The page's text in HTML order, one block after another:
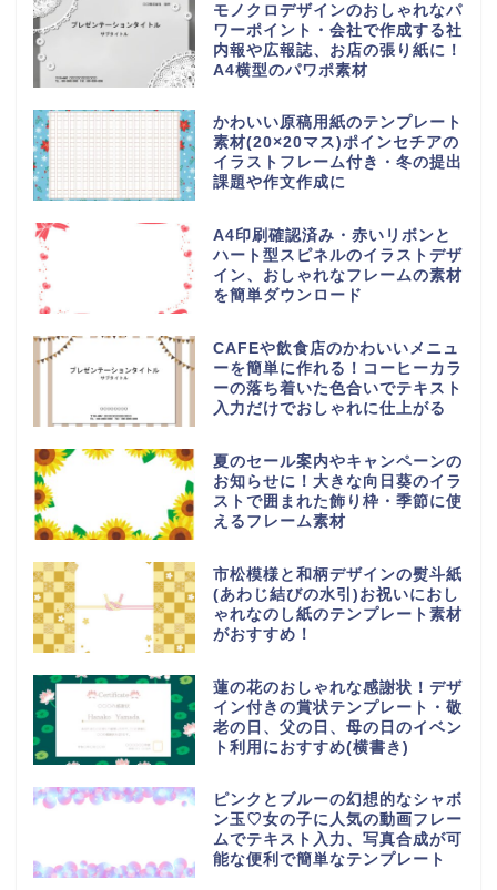
モノクロデザインのおしゃれなパ
ワーポイント・会社で作成する社
内報や広報誌、お店の張り紙に！
A4横型のパワポ素材
かわいい原稿用紙のテンプレート
素材(20×20マス)ポインセチアの
イラストフレーム付き・冬の提出
課題や作文作成に
A4印刷確認済み・赤いリボンと
ハート型スピネルのイラストデザ
イン、おしゃれなフレームの素材
を簡単ダウンロード
CAFEや飲食店のかわいいメニュ
ーを簡単に作れる！コーヒーカラ
ーの落ち着いた色合いでテキスト
入力だけでおしゃれに仕上がる
夏のセール案内やキャンペーンの
お知らせに！大きな向日葵のイラ
ストで囲まれた飾り枠・季節に使
えるフレーム素材
市松模様と和柄デザインの熨斗紙
(あわじ結びの水引)お祝いにおし
ゃれなのし紙のテンプレート素材
がおすすめ！
蓮の花のおしゃれな感謝状！デザ
イン付きの賞状テンプレート・敬
老の日、父の日、母の日のイベン
ト利用におすすめ(横書き)
ピンクとブルーの幻想的なシャボ
ン玉♡女の子に人気の動画フレー
ムでテキスト入力、写真合成が可
能な便利で簡単なテンプレート